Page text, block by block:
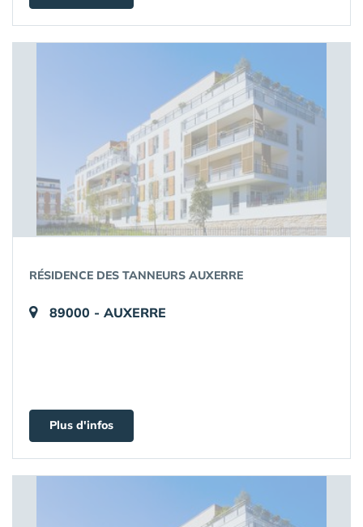
RÉSIDENCE DES TANNEURS AUXERRE
89000 - AUXERRE
Plus d'infos